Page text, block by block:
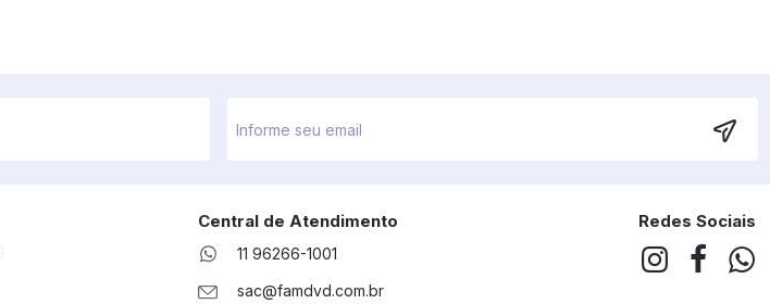
Central de Atendimento
11 96266-1001
sac@famdvd.com.br
Redes Sociais